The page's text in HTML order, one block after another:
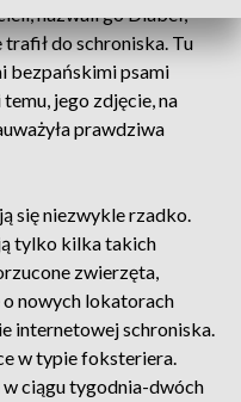
nazwali go Diabeł,
do schroniska. Tu
bezpańskimi psami
jego zdjęcie, na
prawdziwa
się niezwykle rzadko.
tylko kilka takich
zwierzęta,
nowych lokatorach
internetowej schroniska.
w typie foksteriera.
w ciągu tygodnia-dwóch